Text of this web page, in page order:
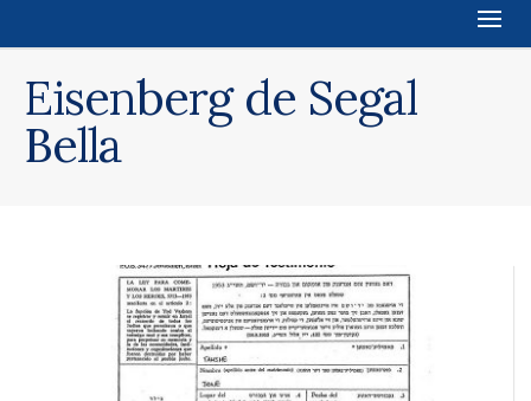
Eisenberg de Segal
Bella